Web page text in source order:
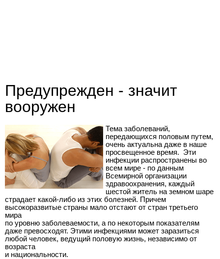
Предупрежден - значит
вооружен
Тема заболеваний,
передающихся половым путем,
очень актуальна даже в наше
просвещенное время. Эти
инфекции распространены во
всем мире - по данным
Всемирной организации
здравоохранения, каждый
шестой житель на земном шаре
страдает какой-либо из этих болезней. Причем
высокоразвитые страны мало отстают от стран третьего
мира
по уровню заболеваемости, а по некоторым показателям
даже превосходят. Этими инфекциями может заразиться
любой человек, ведущий половую жизнь, независимо от
возраста
и национальности.